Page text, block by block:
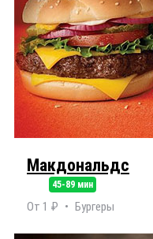
Макдональдс
45-89 мин
От 1 ₽ Бургеры